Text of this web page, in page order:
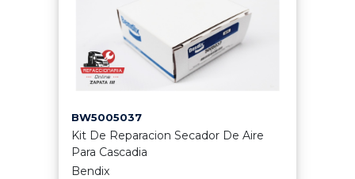
BW5005037
Kit De Reparacion Secador De Aire
Para Cascadia
Bendix